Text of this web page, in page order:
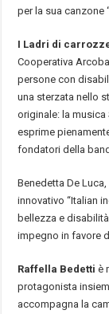
per la sua canzone
I Ladri di
Cooperativa
persone con
una sterzata nello
originale: la
esprime
fondatori della
Benedetta De
innovativo “Italian
bellezza e
impegno in favore
Raffella Bedetti è
protagonista
accompagna la